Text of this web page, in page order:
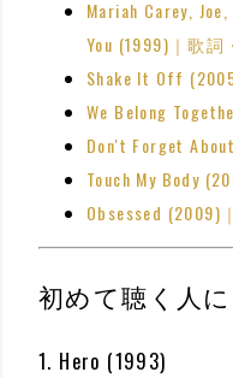
Mariah Carey,
You (1999)｜歌詞
Shake It Off
We Belong
Don't Forget
Touch My Body
Obsessed (2009)
初めて聴く人
1. Hero (1993)